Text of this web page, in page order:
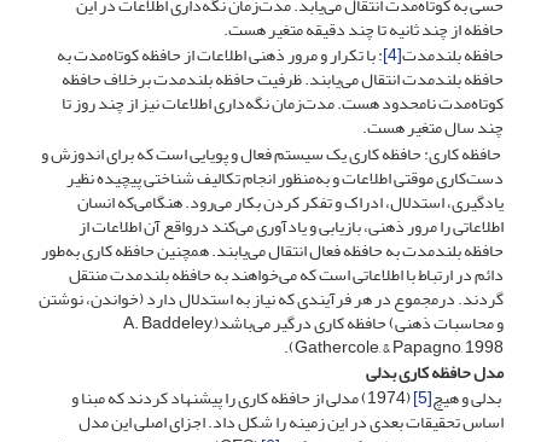
حافظه از چند ثانیه تا چند دقیقه متغیر هست.
حافظه بلندمدت[4] : با تکرار و مرور ذهنی اطلاعات از حافظه کوتاه‌مدت به
حافظه بلندمدت انتقال می‌یابند. ظرفیت حافظه بلندمدت برخلاف حافظه
کوتاه‌مدت نامحدود هست. مدت‌زمان نگه‌داری اطلاعات نیز از چند روز تا
چند سال متغیر هست.
حافظه کاری: حافظه کاری یک سیستم فعال و پویایی است که برای اندوزش و
دست‌کاری موقتی اطلاعات و به‌منظور انجام تکالیف شناختی پیچیده نظیر
یادگیری، استدلال، ادراک و تفکر کردن بکار می‌رود. هنگامی‌که انسان
اطلاعاتی را مرور ذهنی، بازیابی و یادآوری می‌کند درواقع آن اطلاعات از
حافظه بلندمدت به حافظه فعال انتقال می‌یابند. همچنین حافظه کاری به‌طور
دائم در ارتباط با اطلاعاتی است که می‌خواهند به حافظه بلندمدت منتقل
گردند. درمجموع در هر فرآیندی که نیاز به استدلال دارد (خواندن، نوشتن
و محاسبات ذهنی) حافظه کاری درگیر می‌باشد(A. Baddeley,
Gathercole, & Papagno, 1998).
مدل حافظه کاری بدلی
بدلی و هیچ[5] (1974) مدلی از حافظه کاری را پیشنهاد کردند که مبنا و
اساس تحقیقات بعدی در این زمینه را شکل داد. اجزای اصلی این مدل